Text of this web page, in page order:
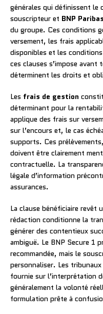
générales qui définissent le
souscripteur et BNP
du groupe. Ces conditions
versement, les frais
disponibles et les
ces clauses s’impose
déterminent les droits et
Les frais de gestion
déterminant pour la
applique des frais sur
sur l’encours et, le cas
supports. Ces
doivent être clairement
contractuelle. La
légale d’information
assurances.
La clause bénéficiaire revêt
rédaction conditionne la
générer des contentieux
ambiguë. Le BNP Secure 1
recommandée, mais le
personnaliser. Les
fournie sur l’interprétation
généralement la volonté
formulation prête à